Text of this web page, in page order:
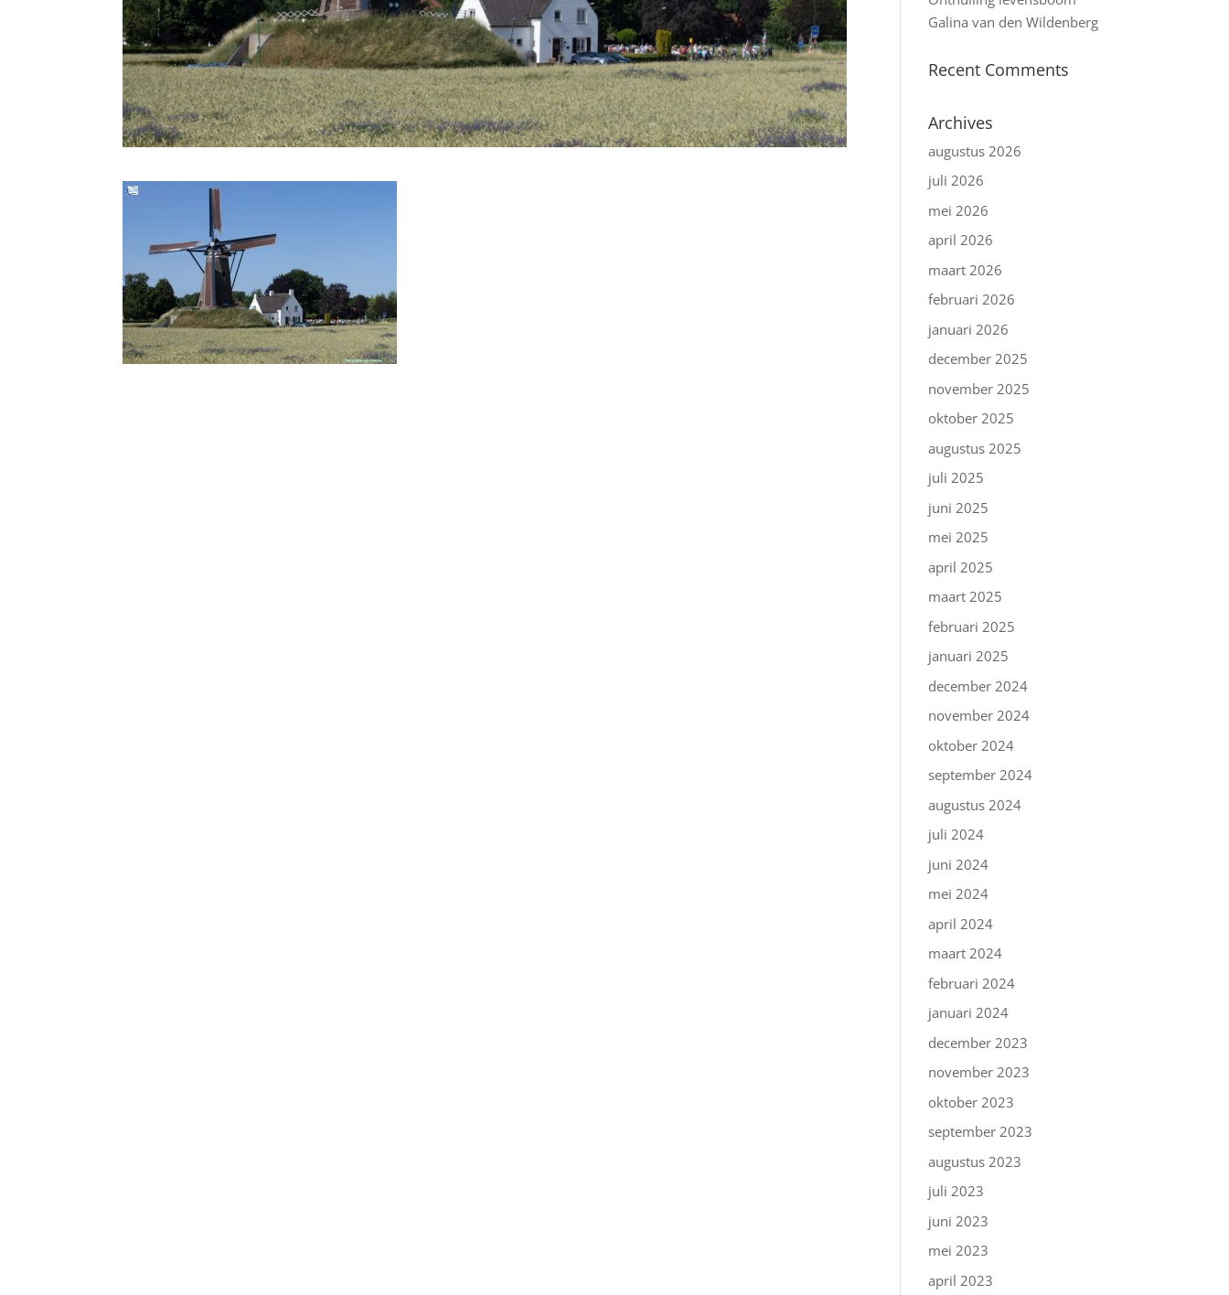
Galina van den Wildenberg
Recent Comments
Archives
augustus 2026
juli 2026
mei 2026
april 2026
maart 2026
februari 2026
januari 2026
december 2025
november 2025
oktober 2025
augustus 2025
juli 2025
juni 2025
mei 2025
april 2025
maart 2025
februari 2025
januari 2025
december 2024
november 2024
oktober 2024
september 2024
augustus 2024
juli 2024
juni 2024
mei 2024
april 2024
maart 2024
februari 2024
januari 2024
december 2023
november 2023
oktober 2023
september 2023
augustus 2023
juli 2023
juni 2023
mei 2023
april 2023